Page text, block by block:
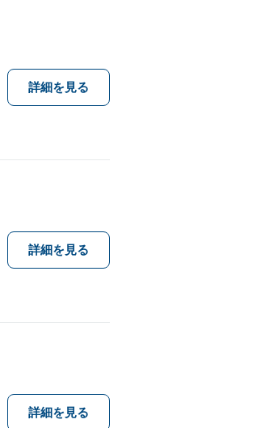
詳細を見る
詳細を見る
詳細を見る